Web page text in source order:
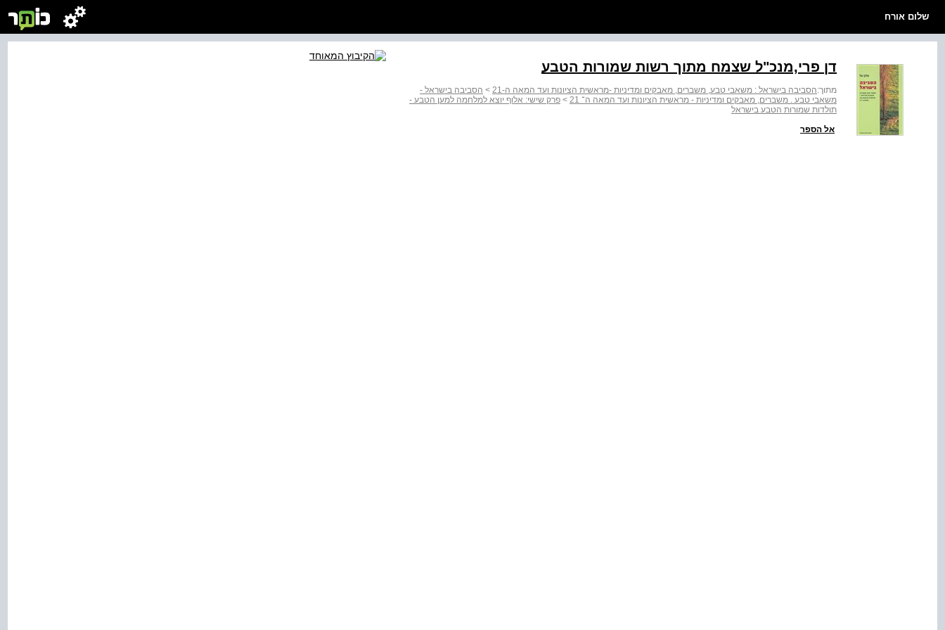
שלום אורח
דן פרי,מנכ"ל שצמח מתוך רשות שמורות הטבע
מתוך:הסביבה בישראל : משאבי טבע, משברים, מאבקים ומדיניות -מראשית הציונות ועד המאה ה-21 > הסביבה בישראל -
משאבי טבע . משברים, מאבקים ומדיניות - מראשית הציונות ועד המאה ה־ 21
> פרק שישי: אלוף יוצא למלחמה למען הטבע -
תולדות שמורות הטבע בישראל
אל הספר